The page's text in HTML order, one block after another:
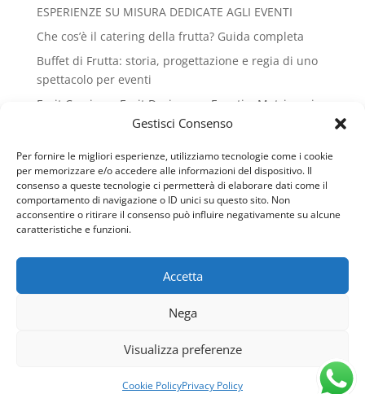
Gestisci Consenso
Per fornire le migliori esperienze, utilizziamo tecnologie come i cookie
per memorizzare e/o accedere alle informazioni del dispositivo. Il
consenso a queste tecnologie ci permetterà di elaborare dati come il
comportamento di navigazione o ID unici su questo sito. Non
acconsentire o ritirare il consenso può influire negativamente su alcune
caratteristiche e funzioni.
Accetta
Nega
Visualizza preferenze
Cookie PolicyPrivacy Policy
ESPERIENZE SU MISURA DEDICATE AGLI EVENTI
Che cos’è il catering della frutta? Guida completa
Buffet di Frutta: storia, progettazione e regia di uno
spettacolo per eventi
Fruit Carving e Fruit Design per Eventi e Matrimoni
SAPORI E SAPERI DELLA FRUTTA
Riconoscimento Honoris causa al Gran Galà del
Business
La frutta nel menù: storia, funzione e cultura del fine
pasto
Andrea Lopopolo
Rassegna Stampa di Andrea Lopopolo
SAPORI E SAPERI DELLA FRUTTA